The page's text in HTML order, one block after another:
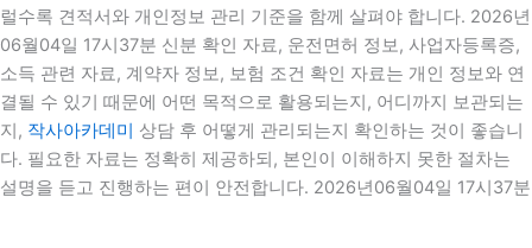
럴수록 견적서와 개인정보 관리 기준을 함께 살펴야 합니다. 2026년
06월04일 17시37분 신분 확인 자료, 운전면허 정보, 사업자등록증,
소득 관련 자료, 계약자 정보, 보험 조건 확인 자료는 개인 정보와 연
결될 수 있기 때문에 어떤 목적으로 활용되는지, 어디까지 보관되는
지, 작사아카데미 상담 후 어떻게 관리되는지 확인하는 것이 좋습니
다. 필요한 자료는 정확히 제공하되, 본인이 이해하지 못한 절차는
설명을 듣고 진행하는 편이 안전합니다. 2026년06월04일 17시37분